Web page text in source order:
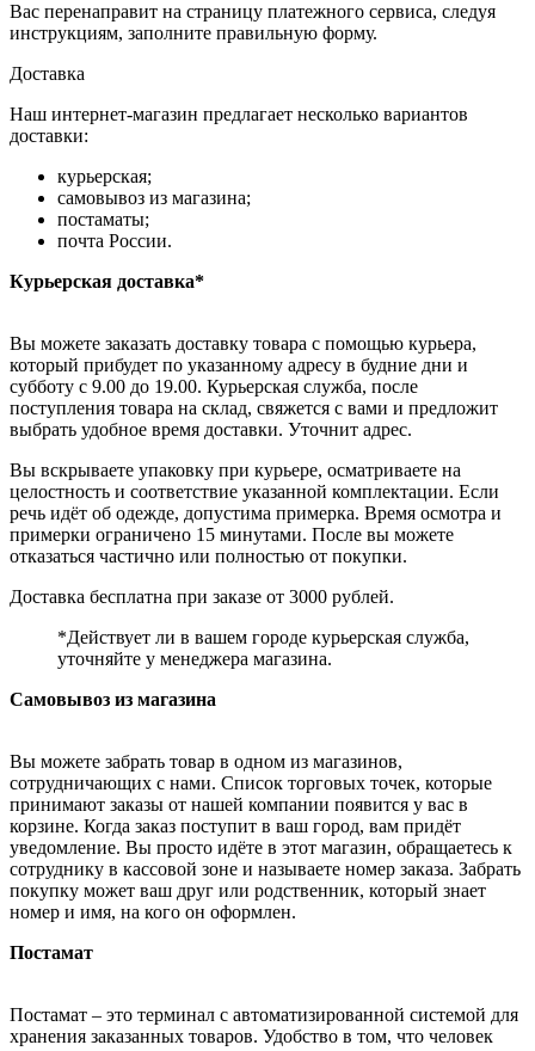
Вас перенаправит на страницу платежного сервиса, следуя
инструкциям, заполните правильную форму.
Доставка
Наш интернет-магазин предлагает несколько вариантов
доставки:
курьерская;
самовывоз из магазина;
постаматы;
почта России.
Курьерская доставка*
Вы можете заказать доставку товара с помощью курьера,
который прибудет по указанному адресу в будние дни и
субботу с 9.00 до 19.00. Курьерская служба, после
поступления товара на склад, свяжется с вами и предложит
выбрать удобное время доставки. Уточнит адрес.
Вы вскрываете упаковку при курьере, осматриваете на
целостность и соответствие указанной комплектации. Если
речь идёт об одежде, допустима примерка. Время осмотра и
примерки ограничено 15 минутами. После вы можете
отказаться частично или полностью от покупки.
Доставка бесплатна при заказе от 3000 рублей.
*Действует ли в вашем городе курьерская служба,
уточняйте у менеджера магазина.
Самовывоз из магазина
Вы можете забрать товар в одном из магазинов,
сотрудничающих с нами. Список торговых точек, которые
принимают заказы от нашей компании появится у вас в
корзине. Когда заказ поступит в ваш город, вам придёт
уведомление. Вы просто идёте в этот магазин, обращаетесь к
сотруднику в кассовой зоне и называете номер заказа. Забрать
покупку может ваш друг или родственник, который знает
номер и имя, на кого он оформлен.
Постамат
Постамат – это терминал с автоматизированной системой для
хранения заказанных товаров. Удобство в том, что человек